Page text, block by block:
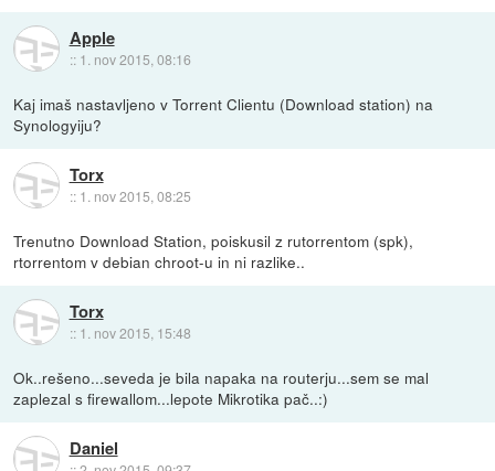
Apple
:: 1. nov 2015, 08:16
Kaj imaš nastavljeno v Torrent Clientu (Download station) na
Synologyiju?
Torx
:: 1. nov 2015, 08:25
Trenutno Download Station, poiskusil z rutorrentom (spk),
rtorrentom v debian chroot-u in ni razlike..
Torx
:: 1. nov 2015, 15:48
Ok..rešeno...seveda je bila napaka na routerju...sem se mal
zaplezal s firewallom...lepote Mikrotika pač..:)
Daniel